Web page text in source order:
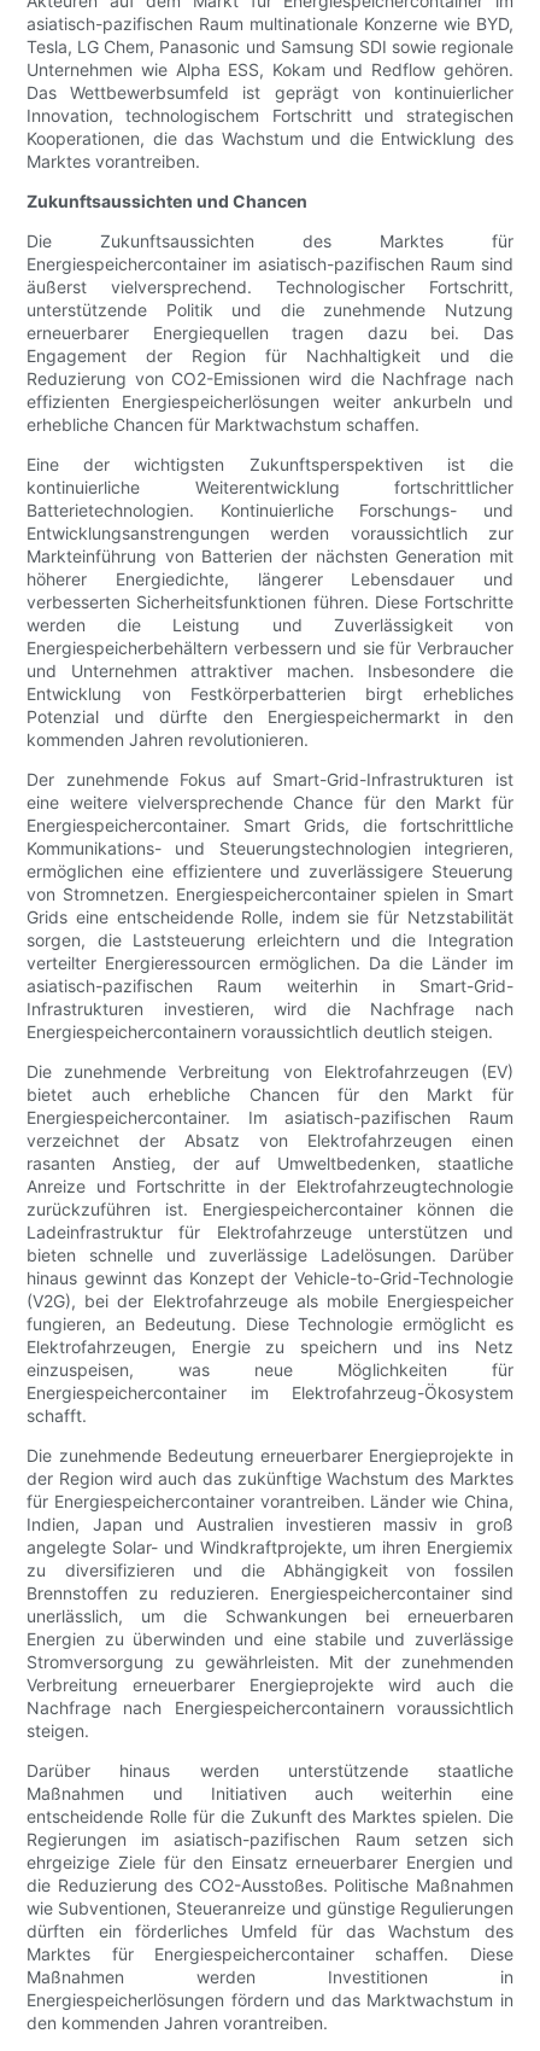
asiatisch-pazifischen Raum multinationale Konzerne wie BYD,
Tesla, LG Chem, Panasonic und Samsung SDI sowie regionale
Unternehmen wie Alpha ESS, Kokam und Redflow gehören.
Das Wettbewerbsumfeld ist geprägt von kontinuierlicher
Innovation, technologischem Fortschritt und strategischen
Kooperationen, die das Wachstum und die Entwicklung des
Marktes vorantreiben.
Zukunftsaussichten und Chancen
Die Zukunftsaussichten des Marktes für
Energiespeichercontainer im asiatisch-pazifischen Raum sind
äußerst vielversprechend. Technologischer Fortschritt,
unterstützende Politik und die zunehmende Nutzung
erneuerbarer Energiequellen tragen dazu bei. Das
Engagement der Region für Nachhaltigkeit und die
Reduzierung von CO2-Emissionen wird die Nachfrage nach
effizienten Energiespeicherlösungen weiter ankurbeln und
erhebliche Chancen für Marktwachstum schaffen.
Eine der wichtigsten Zukunftsperspektiven ist die
kontinuierliche Weiterentwicklung fortschrittlicher
Batterietechnologien. Kontinuierliche Forschungs- und
Entwicklungsanstrengungen werden voraussichtlich zur
Markteinführung von Batterien der nächsten Generation mit
höherer Energiedichte, längerer Lebensdauer und
verbesserten Sicherheitsfunktionen führen. Diese Fortschritte
werden die Leistung und Zuverlässigkeit von
Energiespeicherbehältern verbessern und sie für Verbraucher
und Unternehmen attraktiver machen. Insbesondere die
Entwicklung von Festkörperbatterien birgt erhebliches
Potenzial und dürfte den Energiespeichermarkt in den
kommenden Jahren revolutionieren.
Der zunehmende Fokus auf Smart-Grid-Infrastrukturen ist
eine weitere vielversprechende Chance für den Markt für
Energiespeichercontainer. Smart Grids, die fortschrittliche
Kommunikations- und Steuerungstechnologien integrieren,
ermöglichen eine effizientere und zuverlässigere Steuerung
von Stromnetzen. Energiespeichercontainer spielen in Smart
Grids eine entscheidende Rolle, indem sie für Netzstabilität
sorgen, die Laststeuerung erleichtern und die Integration
verteilter Energieressourcen ermöglichen. Da die Länder im
asiatisch-pazifischen Raum weiterhin in Smart-Grid-
Infrastrukturen investieren, wird die Nachfrage nach
Energiespeichercontainern voraussichtlich deutlich steigen.
Die zunehmende Verbreitung von Elektrofahrzeugen (EV)
bietet auch erhebliche Chancen für den Markt für
Energiespeichercontainer. Im asiatisch-pazifischen Raum
verzeichnet der Absatz von Elektrofahrzeugen einen
rasanten Anstieg, der auf Umweltbedenken, staatliche
Anreize und Fortschritte in der Elektrofahrzeugtechnologie
zurückzuführen ist. Energiespeichercontainer können die
Ladeinfrastruktur für Elektrofahrzeuge unterstützen und
bieten schnelle und zuverlässige Ladelösungen. Darüber
hinaus gewinnt das Konzept der Vehicle-to-Grid-Technologie
(V2G), bei der Elektrofahrzeuge als mobile Energiespeicher
fungieren, an Bedeutung. Diese Technologie ermöglicht es
Elektrofahrzeugen, Energie zu speichern und ins Netz
einzuspeisen, was neue Möglichkeiten für
Energiespeichercontainer im Elektrofahrzeug-Ökosystem
schafft.
Die zunehmende Bedeutung erneuerbarer Energieprojekte in
der Region wird auch das zukünftige Wachstum des Marktes
für Energiespeichercontainer vorantreiben. Länder wie China,
Indien, Japan und Australien investieren massiv in groß
angelegte Solar- und Windkraftprojekte, um ihren Energiemix
zu diversifizieren und die Abhängigkeit von fossilen
Brennstoffen zu reduzieren. Energiespeichercontainer sind
unerlässlich, um die Schwankungen bei erneuerbaren
Energien zu überwinden und eine stabile und zuverlässige
Stromversorgung zu gewährleisten. Mit der zunehmenden
Verbreitung erneuerbarer Energieprojekte wird auch die
Nachfrage nach Energiespeichercontainern voraussichtlich
steigen.
Darüber hinaus werden unterstützende staatliche
Maßnahmen und Initiativen auch weiterhin eine
entscheidende Rolle für die Zukunft des Marktes spielen. Die
Regierungen im asiatisch-pazifischen Raum setzen sich
ehrgeizige Ziele für den Einsatz erneuerbarer Energien und
die Reduzierung des CO2-Ausstoßes. Politische Maßnahmen
wie Subventionen, Steueranreize und günstige Regulierungen
dürften ein förderliches Umfeld für das Wachstum des
Marktes für Energiespeichercontainer schaffen. Diese
Maßnahmen werden Investitionen in
Energiespeicherlösungen fördern und das Marktwachstum in
den kommenden Jahren vorantreiben.